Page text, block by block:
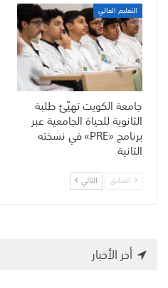
التعليم العالي
جامعة الكويت تهيّئ طلبة
الثانوية للحياة الجامعية عبر
برنامج «PRE» في نسخته
الثانية
السابق التالي
أخر الأخبار